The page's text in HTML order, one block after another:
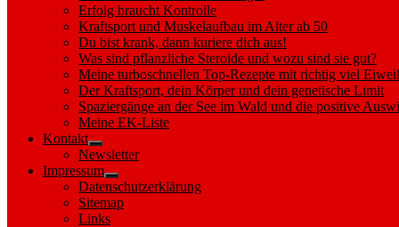
Erfolg braucht Kontrolle
Kraftsport und Muskelaufbau im Alter ab 50
Du bist krank, dann kuriere dich aus!
Was sind pflanzliche Steroide und wozu sind sie gut?
Meine turboschnellen Top-Rezepte mit richtig viel
Der Kraftsport, dein Körper und dein genetische Limit
Spaziergänge an der See im Wald und die positive
Meine EK-Liste
Kontakt
Show
sub
menu
Newsletter
Impressum
Show
sub
menu
Datenschutzerklärung
Sitemap
Links